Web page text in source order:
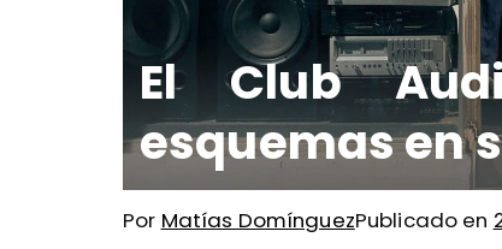
El Club
esquemas en
Por Matías DomínguezPublicado en